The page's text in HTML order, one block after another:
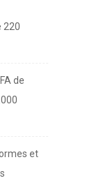
220
de
et